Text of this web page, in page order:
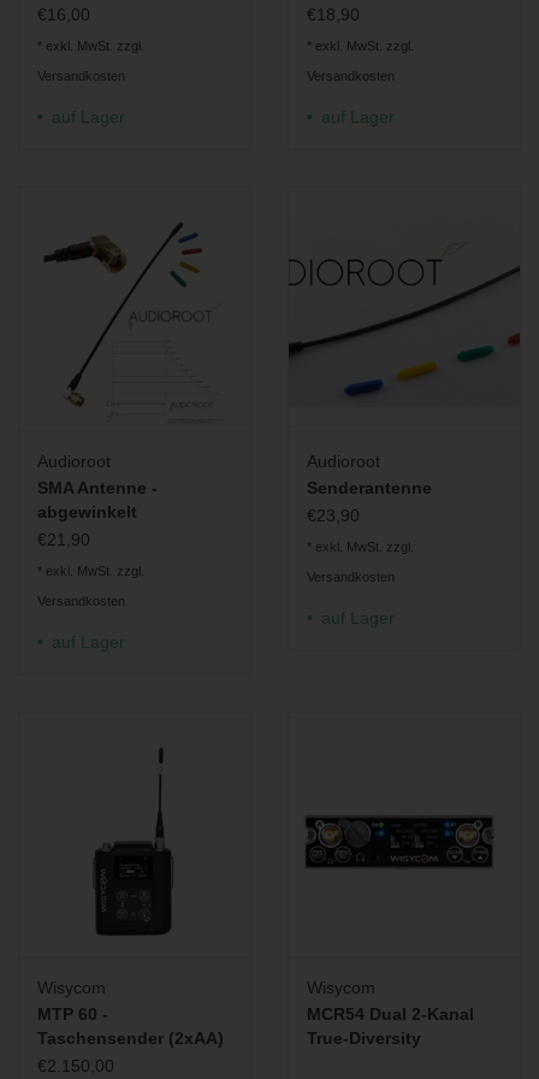
€16,00
* exkl. MwSt. zzgl.
Versandkosten
auf Lager
€18,90
* exkl. MwSt. zzgl.
Versandkosten
auf Lager
Audioroot
SMA Antenne -
abgewinkelt
€21,90
* exkl. MwSt. zzgl.
Versandkosten
auf Lager
Audioroot
Senderantenne
€23,90
* exkl. MwSt. zzgl.
Versandkosten
auf Lager
Wisycom
MTP 60 -
Taschensender (2xAA)
€2.150,00
Wisycom
MCR54 Dual 2-Kanal
True-Diversity